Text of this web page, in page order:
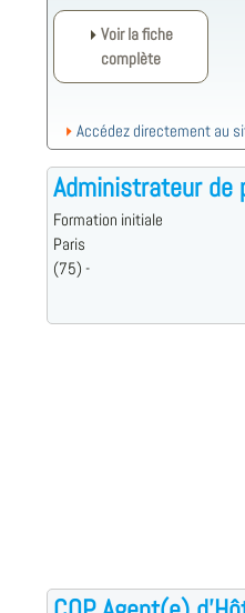
Voir la fiche
complète
Accédez directement au
Administrateur
Formation initiale
Paris
(75) -